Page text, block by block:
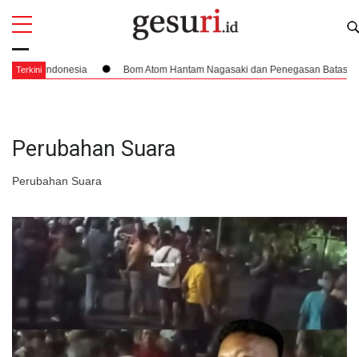
Terkini
Indonesia Bom Atom Hantam Nagasaki dan Penegasan Batas Wilayah
Perubahan Suara
Perubahan Suara
All